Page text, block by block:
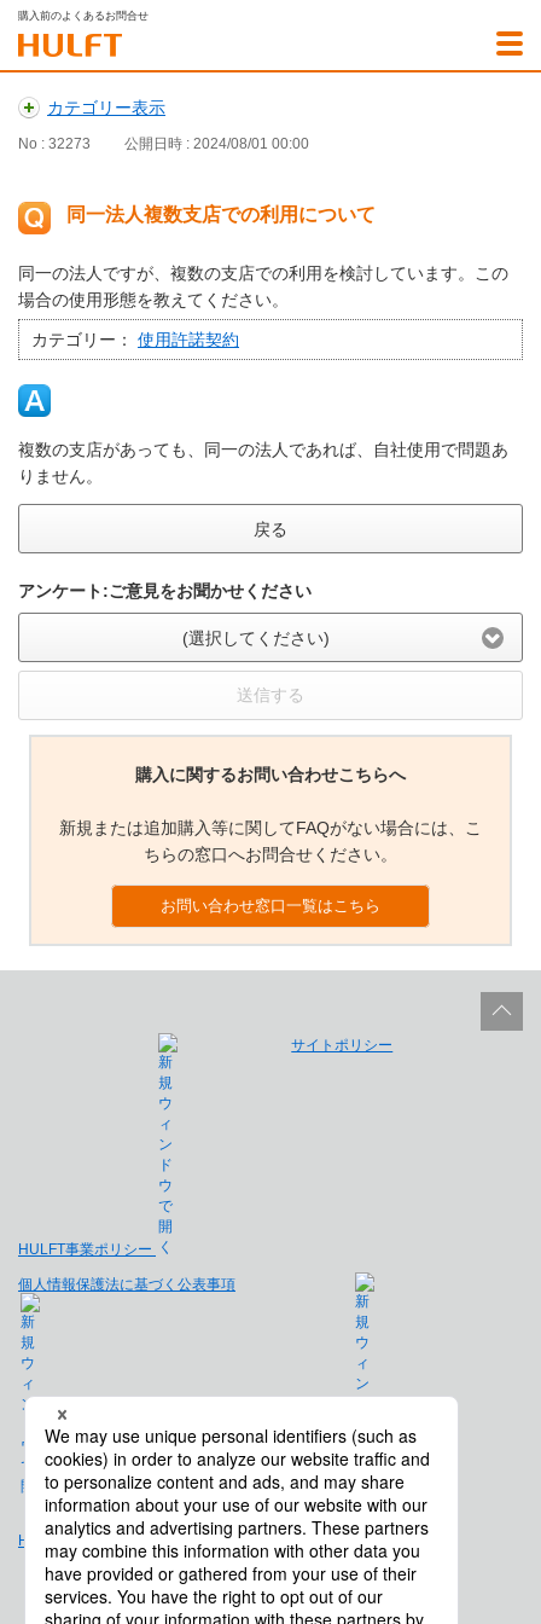
購入前のよくあるお問合せ
カテゴリー表示
No : 32273 公開日時 : 2024/08/01 00:00
同一法人複数支店での利用について
同一の法人ですが、複数の支店での利用を検討しています。この
場合の使用形態を教えてください。
カテゴリー： 使用許諾契約
複数の支店があっても、同一の法人であれば、自社使用で問題あ
りません。
戻る
アンケート:ご意見をお聞かせください
(選択してください)
送信する
購入に関するお問い合わせこちらへ
新規または追加購入等に関してFAQがない場合には、こ
ちらの窓口へお問合せください。
お問い合わせ窓口一覧はこちら
HULFT事業ポリシー
サイトポリシー
個人情報保護法に基づく公表事項
免責事項
Hulft.com